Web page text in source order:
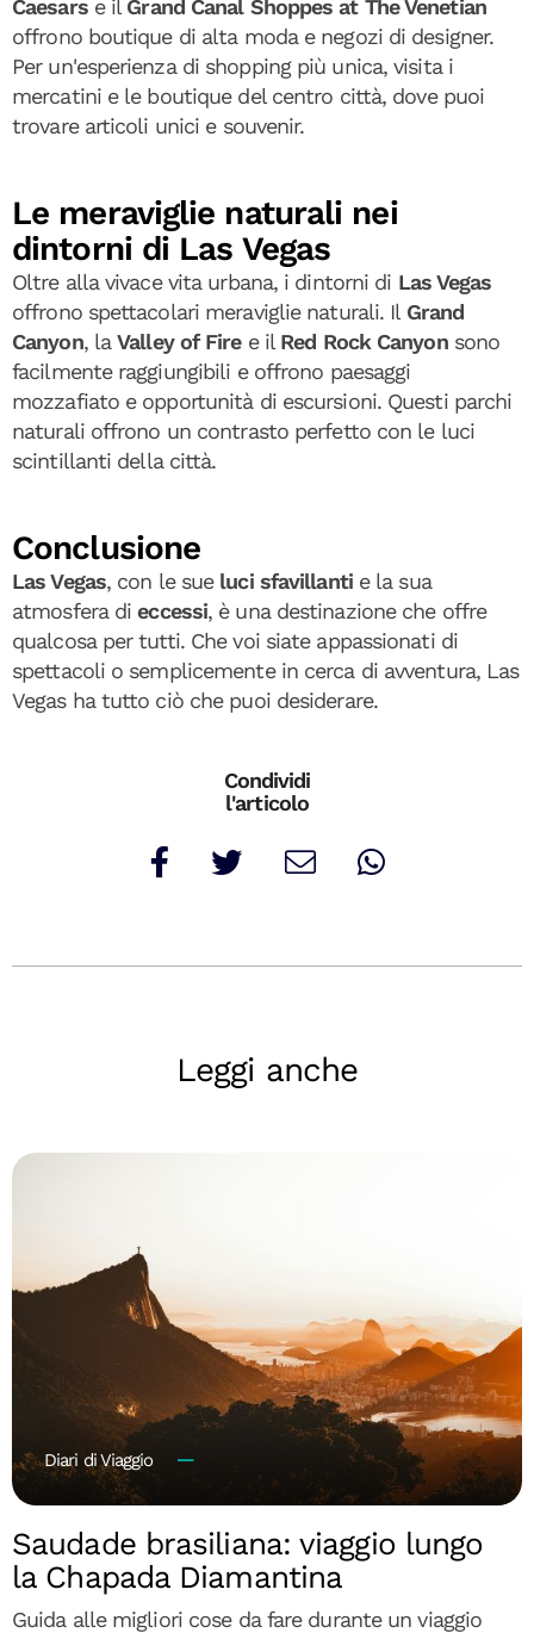
Caesarse il Grand Canal Shoppes at The Venetian
offrono boutique di alta moda e negozi di designer.
Per un'esperienza di shopping più unica, visita i
mercatini e le boutique del centro città, dove puoi
trovare articoli unici e souvenir.
Le meraviglie naturali nei
dintorni di Las Vegas
Oltre alla vivace vita urbana, i dintorni di Las Vegas
offrono spettacolari meraviglie naturali. Il Grand
Canyon, laValley of Firee il Red Rock Canyonsono
facilmente raggiungibili e offrono paesaggi
mozzafiato e opportunità di escursioni. Questi parchi
naturali offrono un contrasto perfetto con le luci
scintillanti della città.
Conclusione
Las Vegas, con le sue luci sfavillantie la sua
atmosfera dieccessi, è una destinazione che offre
qualcosa per tutti. Che voi siate appassionati di
spettacoli o semplicemente in cerca di avventura, Las
Vegas ha tutto ciò che puoi desiderare.
Condividi
l'articolo
Leggi anche
Diari di Viaggio
Saudade brasiliana: viaggio lungo
la Chapada Diamantina
Guida alle migliori cose da fare durante un viaggio